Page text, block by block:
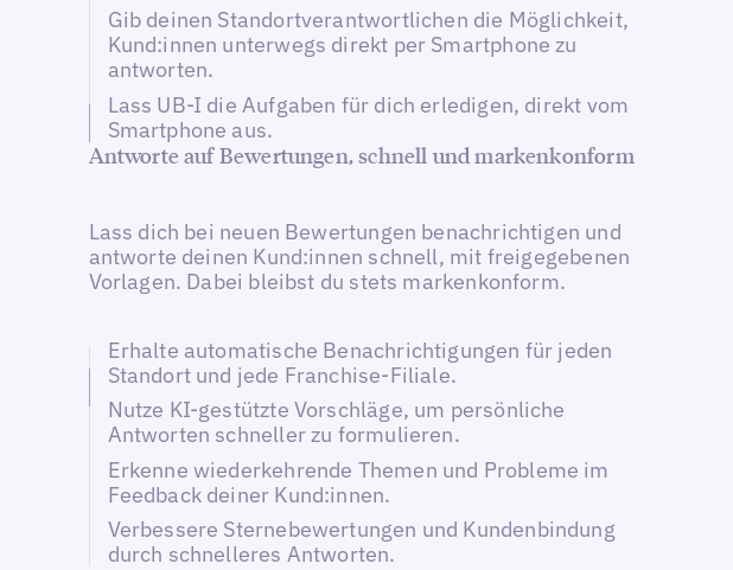
Gib deinen Standortverantwortlichen die Möglichkeit,
Kund:innen unterwegs direkt per Smartphone zu
antworten.
Lass UB-I die Aufgaben für dich erledigen, direkt vom
Smartphone aus.
Antworte auf Bewertungen, schnell und markenkonform
Lass dich bei neuen Bewertungen benachrichtigen und
antworte deinen Kund:innen schnell, mit freigegebenen
Vorlagen. Dabei bleibst du stets markenkonform.
Erhalte automatische Benachrichtigungen für jeden
Standort und jede Franchise-Filiale.
Nutze KI-gestützte Vorschläge, um persönliche
Antworten schneller zu formulieren.
Erkenne wiederkehrende Themen und Probleme im
Feedback deiner Kund:innen.
Verbessere Sternebewertungen und Kundenbindung
durch schnelleres Antworten.